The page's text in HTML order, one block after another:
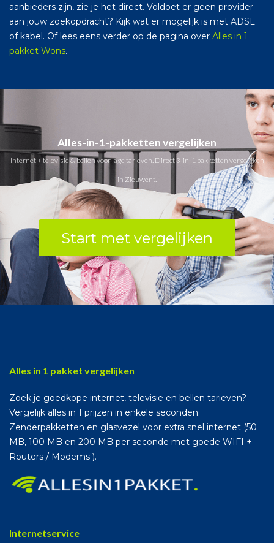
aanbieders zijn, zie je het direct. Voldoet er geen provider
aan jouw zoekopdracht? Kijk wat er mogelijk is met ADSL
of kabel. Of lees eens verder op de pagina over Alles in 1
pakket Wons.
Alles-in-1-pakketten vergelijken
Internet + televisie & bellen voor lage tarieven. Direct 3-in-1 pakketten vergelijken
in Zieuwent.
Start met vergelijken
Alles in 1 pakket vergelijken
Zoek je goedkope internet, televisie en bellen tarieven?
Vergelijk alles in 1 prijzen in enkele seconden.
Zenderpakketten en glasvezel voor extra snel internet (50
MB, 100 MB en 200 MB per seconde met goede WIFI +
Routers / Modems ).
Internetservice